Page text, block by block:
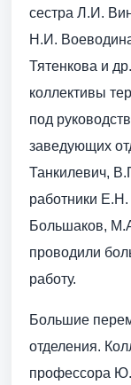
сестра Л.И.
Н.И.
Тятенкова и
коллективы
под
заведующих
Танкилевич,
работники
Большаков,
проводили
работу.
Большие
отделения.
профессора